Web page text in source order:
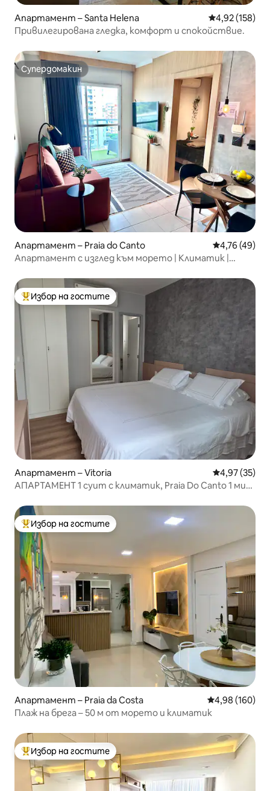
Апартамент – Santa Helena Средна
4,92 (158)
Привилегирована гледка, комфорт и спокойствие.
Супердомакин
Супердомакин
Апартамент – Praia do Canto Средна
4,76 (49)
Апартамент с изглед към морето | Климатик |
Най-популярен избор на гостите
Избор на гостите
Апартамент – Vitoria Средна
4,97 (35)
АПАРТАМЕНТ 1 суит с климатик, Praia Do Canto 1 мин
Най-популярен избор на гостите
Избор на гостите
Апартамент – Praia da Costa Средна
4,98 (160)
Плаж на брега – 50 м от морето и климатик
Най-популярен избор на гостите
Избор на гостите